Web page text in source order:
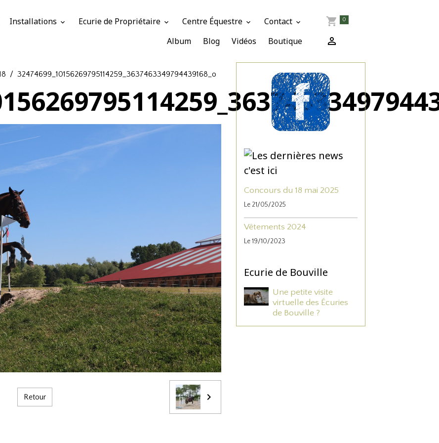
Installations Ecurie de Propriétaire Centre Équestre
Contact
Album
Blog Vidéos Boutique
0
32474699_10156269795114259_3637463349794439168_o
Retour
Concours du 18 mai 2025
Le 21/05/2025
Vêtements 2024
Le 19/10/2023
Ecurie de Bouville
Une petite visite
virtuelle des Écuries
de Bouville ?